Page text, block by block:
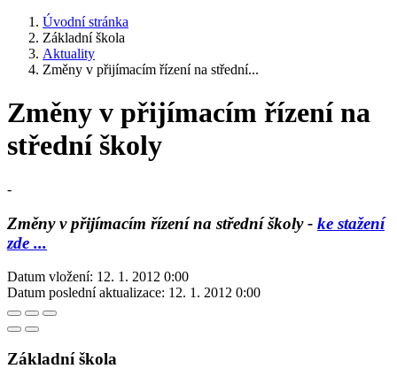
Úvodní stránka
Základní škola
Aktuality
Změny v přijímacím řízení na střední...
Změny v přijímacím řízení na
střední školy
-
Změny v přijímacím řízení na střední školy - ke stažení
zde ...
Datum vložení: 12. 1. 2012 0:00
Datum poslední aktualizace: 12. 1. 2012 0:00
Základní škola